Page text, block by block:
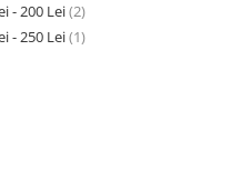
- 200 Lei(2)
- 250 Lei(1)